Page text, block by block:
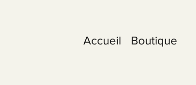
Accueil Boutique